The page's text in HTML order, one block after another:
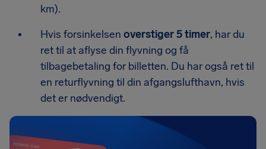
km).
Hvis forsinkelsen overstiger 5 timer, har du
ret til at aflyse din flyvning og få
tilbagebetaling for billetten. Du har også ret til
en returflyvning til din afgangslufthavn, hvis
det er nødvendigt.